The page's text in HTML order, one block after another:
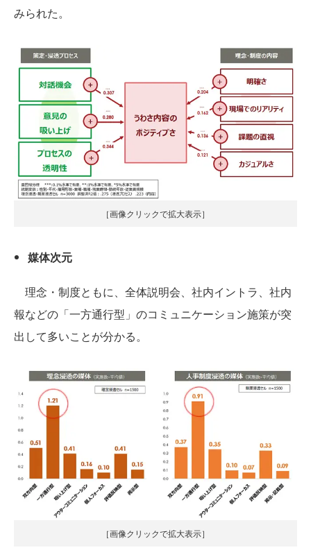
みられた。
［画像クリックで拡大表示］
媒体次元
理念・制度ともに、全体説明会、社内イントラ、社内
報などの「一方通行型」のコミュニケーション施策が突
出して多いことが分かる。
［画像クリックで拡大表示］